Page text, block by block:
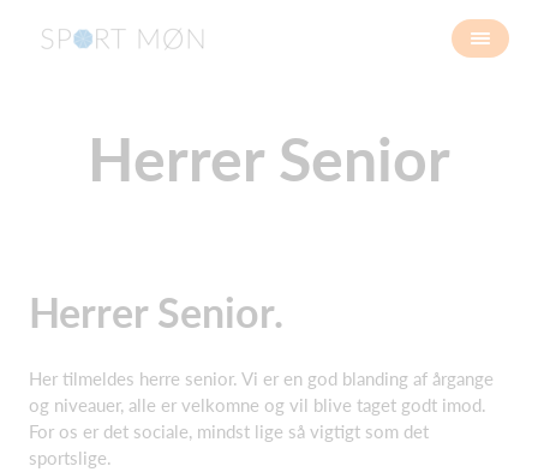
Herrer Senior
Herrer Senior.
Her tilmeldes herre senior. Vi er en god blanding af årgange
og niveauer, alle er velkomne og vil blive taget godt imod.
For os er det sociale, mindst lige så vigtigt som det
sportslige.